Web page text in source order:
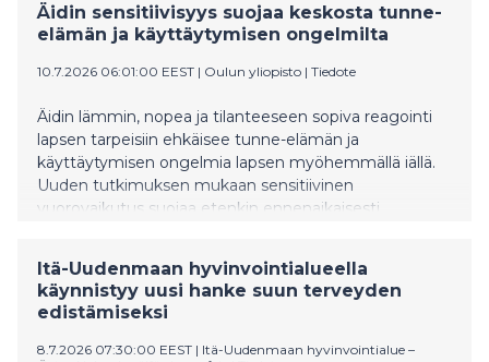
Äidin sensitiivisyys suojaa keskosta tunne-
elämän ja käyttäytymisen ongelmilta
10.7.2026 06:01:00 EEST | Oulun yliopisto | Tiedote
Äidin lämmin, nopea ja tilanteeseen sopiva reagointi
lapsen tarpeisiin ehkäisee tunne-elämän ja
käyttäytymisen ongelmia lapsen myöhemmällä iällä.
Uuden tutkimuksen mukaan sensitiivinen
vuorovaikutus suojaa etenkin ennenaikaisesti
Itä-Uudenmaan hyvinvointialueella
käynnistyy uusi hanke suun terveyden
edistämiseksi
8.7.2026 07:30:00 EEST | Itä-Uudenmaan hyvinvointialue –